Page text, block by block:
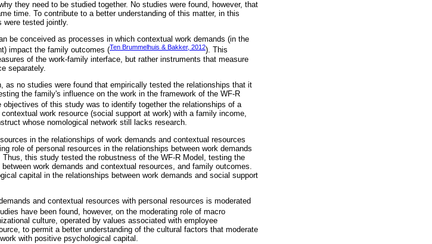
they need to be studied together. No studies were found, however, that
time. To contribute to a better understanding of this matter, in this
were tested jointly.
be conceived as processes in which contextual work demands (in the
impact the family outcomes (Ten Brummelhuis & Bakker, 2012). This
of the work-family interface, but rather instruments that measure
separately.
as no studies were found that empirically tested the relationships that it
the family's influence on the work in the framework of the WF-R
objectives of this study was to identify together the relationships of a
work resource (social support at work) with a family income,
whose nomological network still lacks research.
in the relationships of work demands and contextual resources
role of personal resources in the relationships between work demands
this study tested the robustness of the WF-R Model, testing the
work demands and contextual resources, and family outcomes.
capital in the relationships between work demands and social support
and contextual resources with personal resources is moderated
have been found, however, on the moderating role of macro
culture, operated by values associated with employee
to permit a better understanding of the cultural factors that moderate
with positive psychological capital.